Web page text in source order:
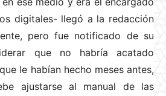
digitales- llegó a la redacción
pero fue notificado de su
que no habría acatado
le habían hecho meses antes,
ajustarse al manual de las